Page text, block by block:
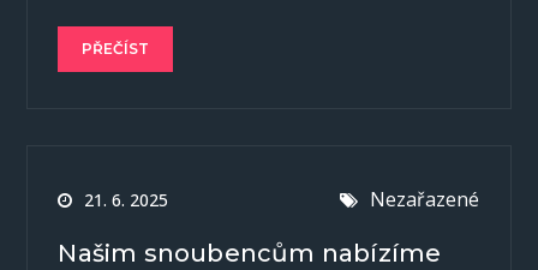
PŘEČÍST
21. 6. 2025 Nezařazené
Našim snoubencům nabízíme